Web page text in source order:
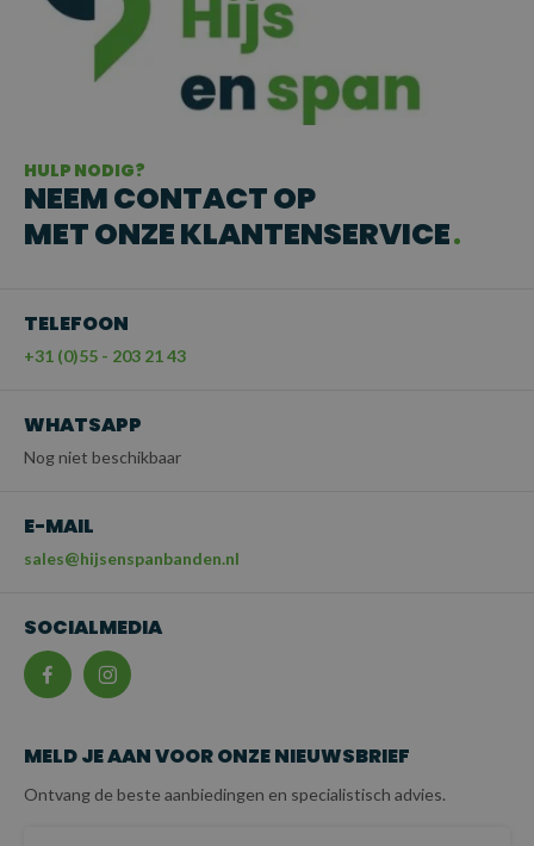
VOORDELEN OP EEN RIJ
Vrij draaiende last dankzij gelagerde wartelconstructie
Gemaakt van hoogwaardig Grade 100 staal
Voldoet aan strenge Europese veiligheidsnormen
Veilig, duurzaam en efficiënt in gebruik
HULP NODIG?
NEEM CONTACT OP
MET ONZE KLANTENSERVICE
TELEFOON
+31 (0)55 - 203 21 43
WHATSAPP
Nog niet beschikbaar
E-MAIL
sales@hijsenspanbanden.nl
SOCIALMEDIA
MELD JE AAN VOOR ONZE NIEUWSBRIEF
Ontvang de beste aanbiedingen en specialistisch advies.